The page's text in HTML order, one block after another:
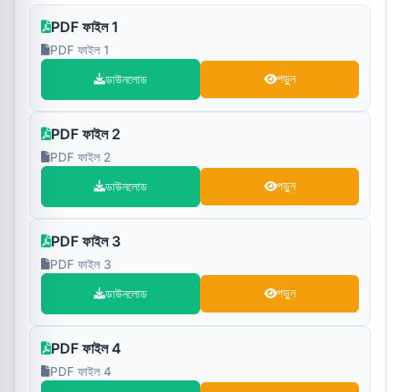
PDF ফাইল 1
PDF ফাইল 1
ডাউনলোড পড়ুন
PDF ফাইল 2
PDF ফাইল 2
ডাউনলোড পড়ুন
PDF ফাইল 3
PDF ফাইল 3
ডাউনলোড পড়ুন
PDF ফাইল 4
PDF ফাইল 4